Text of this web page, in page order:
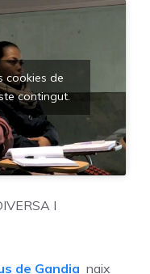
cookies de
contingut.
I
de Gandia naix